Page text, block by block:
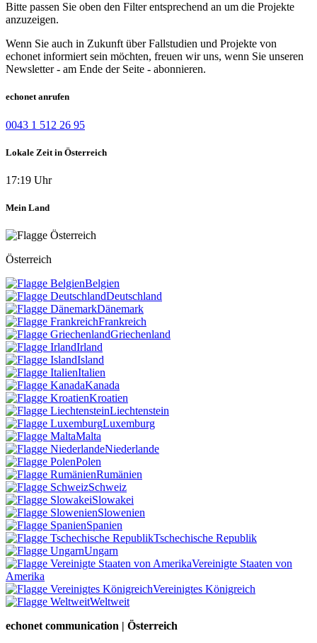
Bitte passen Sie oben den Filter entsprechend an um die Projekte
anzuzeigen.
Wenn Sie auch in Zukunft über Fallstudien und Projekte von
echonet informiert sein möchten, freuen wir uns, wenn Sie unseren
Newsletter - am Ende der Seite - abonnieren.
echonet anrufen
0043 1 512 26 95
Lokale Zeit in Österreich
17:19 Uhr
Mein Land
Österreich
Belgien
Deutschland
Dänemark
Frankreich
Griechenland
Irland
Island
Italien
Kanada
Kroatien
Liechtenstein
Luxemburg
Malta
Niederlande
Polen
Rumänien
Schweiz
Slowakei
Slowenien
Spanien
Tschechische Republik
Ungarn
Vereinigte Staaten von
Amerika
Vereinigtes Königreich
Weltweit
echonet communication | Österreich